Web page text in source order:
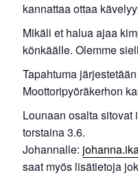
kannattaa ottaa
Mikäli et halua ajaa
könkäälle. Olemme
Tapahtuma
Moottoripyöräkerhon
Lounaan osalta sitovat
torstaina 3.6.
Johannalle:
saat myös lisätietoja